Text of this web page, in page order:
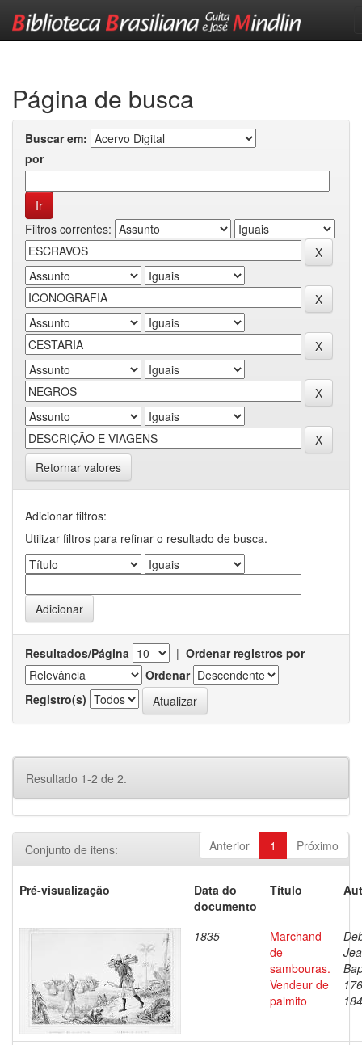
Página de busca
Buscar em:
por
Filtros correntes:
Retornar valores
Adicionar filtros:
Utilizar filtros para refinar o resultado de busca.
Resultados/Página | Ordenar registros por
Ordenar
Registro(s)
Resultado 1-2 de 2.
Anterior 1 Próximo
Conjunto de itens:
Pré-visualização
Data do
documento
Título
1835
Marchand
de
sambouras.
Vendeur de
palmito